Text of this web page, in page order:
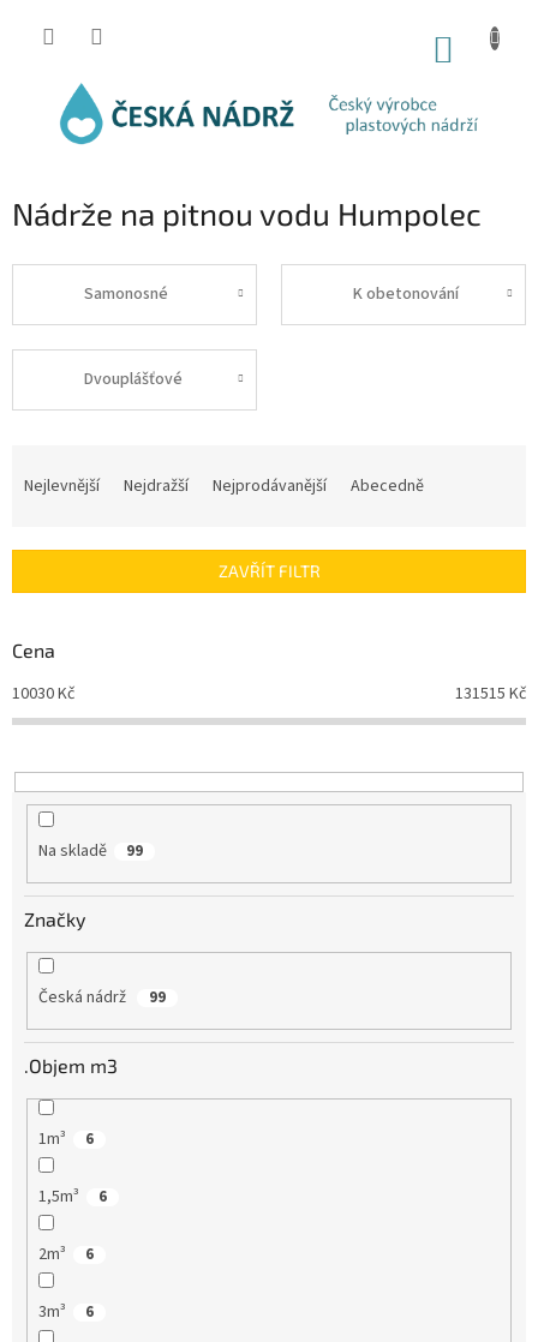
Nádrže na pitnou vodu Humpolec
Samonosné K obetonování
Dvouplášťové
í
r
o
d
u
t
ů
Nejlevnější Nejdražší Nejprodávanější Abecedně
ZAVŘÍT FILTR
Cena
10030Kč 131515 Kč
Na skladě 99
Značky
Česká nádrž 99
.Objem m3
1m³ 6
1,5m³ 6
2m³ 6
3m³ 6